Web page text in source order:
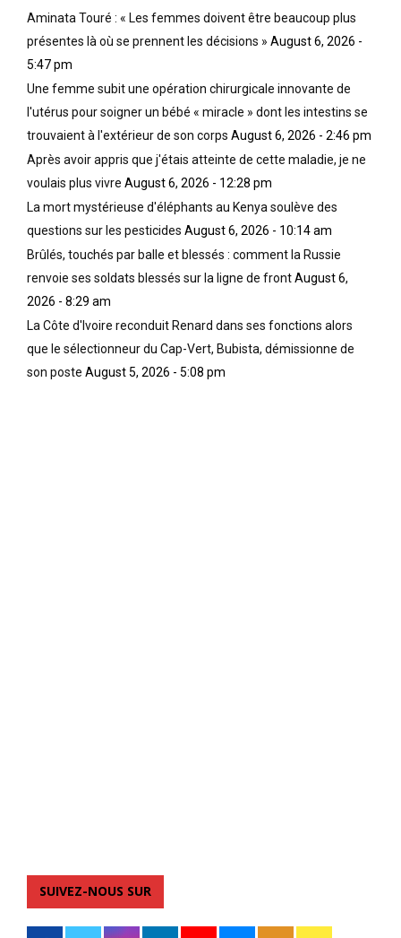
Aminata Touré : « Les femmes doivent être beaucoup plus
présentes là où se prennent les décisions » August 6, 2026 -
5:47 pm
Une femme subit une opération chirurgicale innovante de
l'utérus pour soigner un bébé « miracle » dont les intestins se
trouvaient à l'extérieur de son corps August 6, 2026 - 2:46 pm
Après avoir appris que j'étais atteinte de cette maladie, je ne
voulais plus vivre August 6, 2026 - 12:28 pm
La mort mystérieuse d'éléphants au Kenya soulève des
questions sur les pesticides August 6, 2026 - 10:14 am
Brûlés, touchés par balle et blessés : comment la Russie
renvoie ses soldats blessés sur la ligne de frontAugust 6,
2026 - 8:29 am
La Côte d'Ivoire reconduit Renard dans ses fonctions alors
que le sélectionneur du Cap-Vert, Bubista, démissionne de
son poste August 5, 2026 - 5:08 pm
SUIVEZ-NOUS SUR